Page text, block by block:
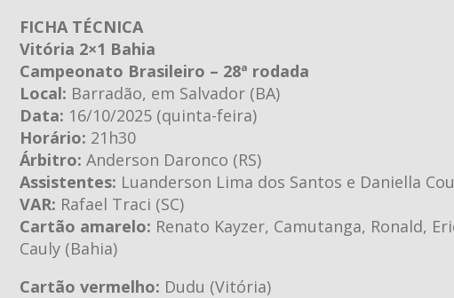
FICHA TÉCNICA
Vitória 2×1 Bahia
Campeonato Brasileiro – 28ª rodada
Local: Barradão, em Salvador (BA)
Data: 16/10/2025 (quinta-feira)
Horário: 21h30
Árbitro: Anderson Daronco (RS)
Assistentes: Luanderson Lima dos Santos e Daniella
VAR: Rafael Traci (SC)
Cartão amarelo: Renato Kayzer, Camutanga, Ronald,
Cauly (Bahia)
Cartão vermelho: Dudu (Vitória)